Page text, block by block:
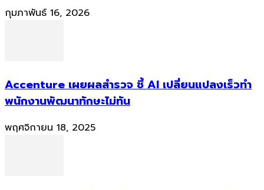
กุมภาพันธ์ 16, 2026
Accenture เผยผลสำรวจ ชี้ AI เปลี่ยนแปลงเร็วทำ
พนักงานพัฒนาทักษะไม่ทัน
พฤศจิกายน 18, 2025